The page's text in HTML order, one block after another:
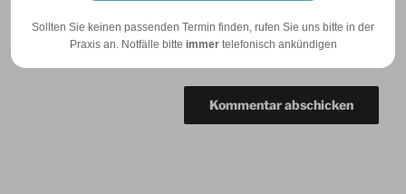
Sollten Sie keinen passenden Termin finden, rufen Sie uns bitte in der
Praxis an. Notfälle bitte immertelefonisch ankündigen